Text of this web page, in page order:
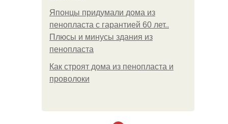
Японцы придумали дома из
пенопласта с гарантией 60 лет..
Плюсы и минусы здания из
пенопласта
Как строят дома из пенопласта и
проволоки